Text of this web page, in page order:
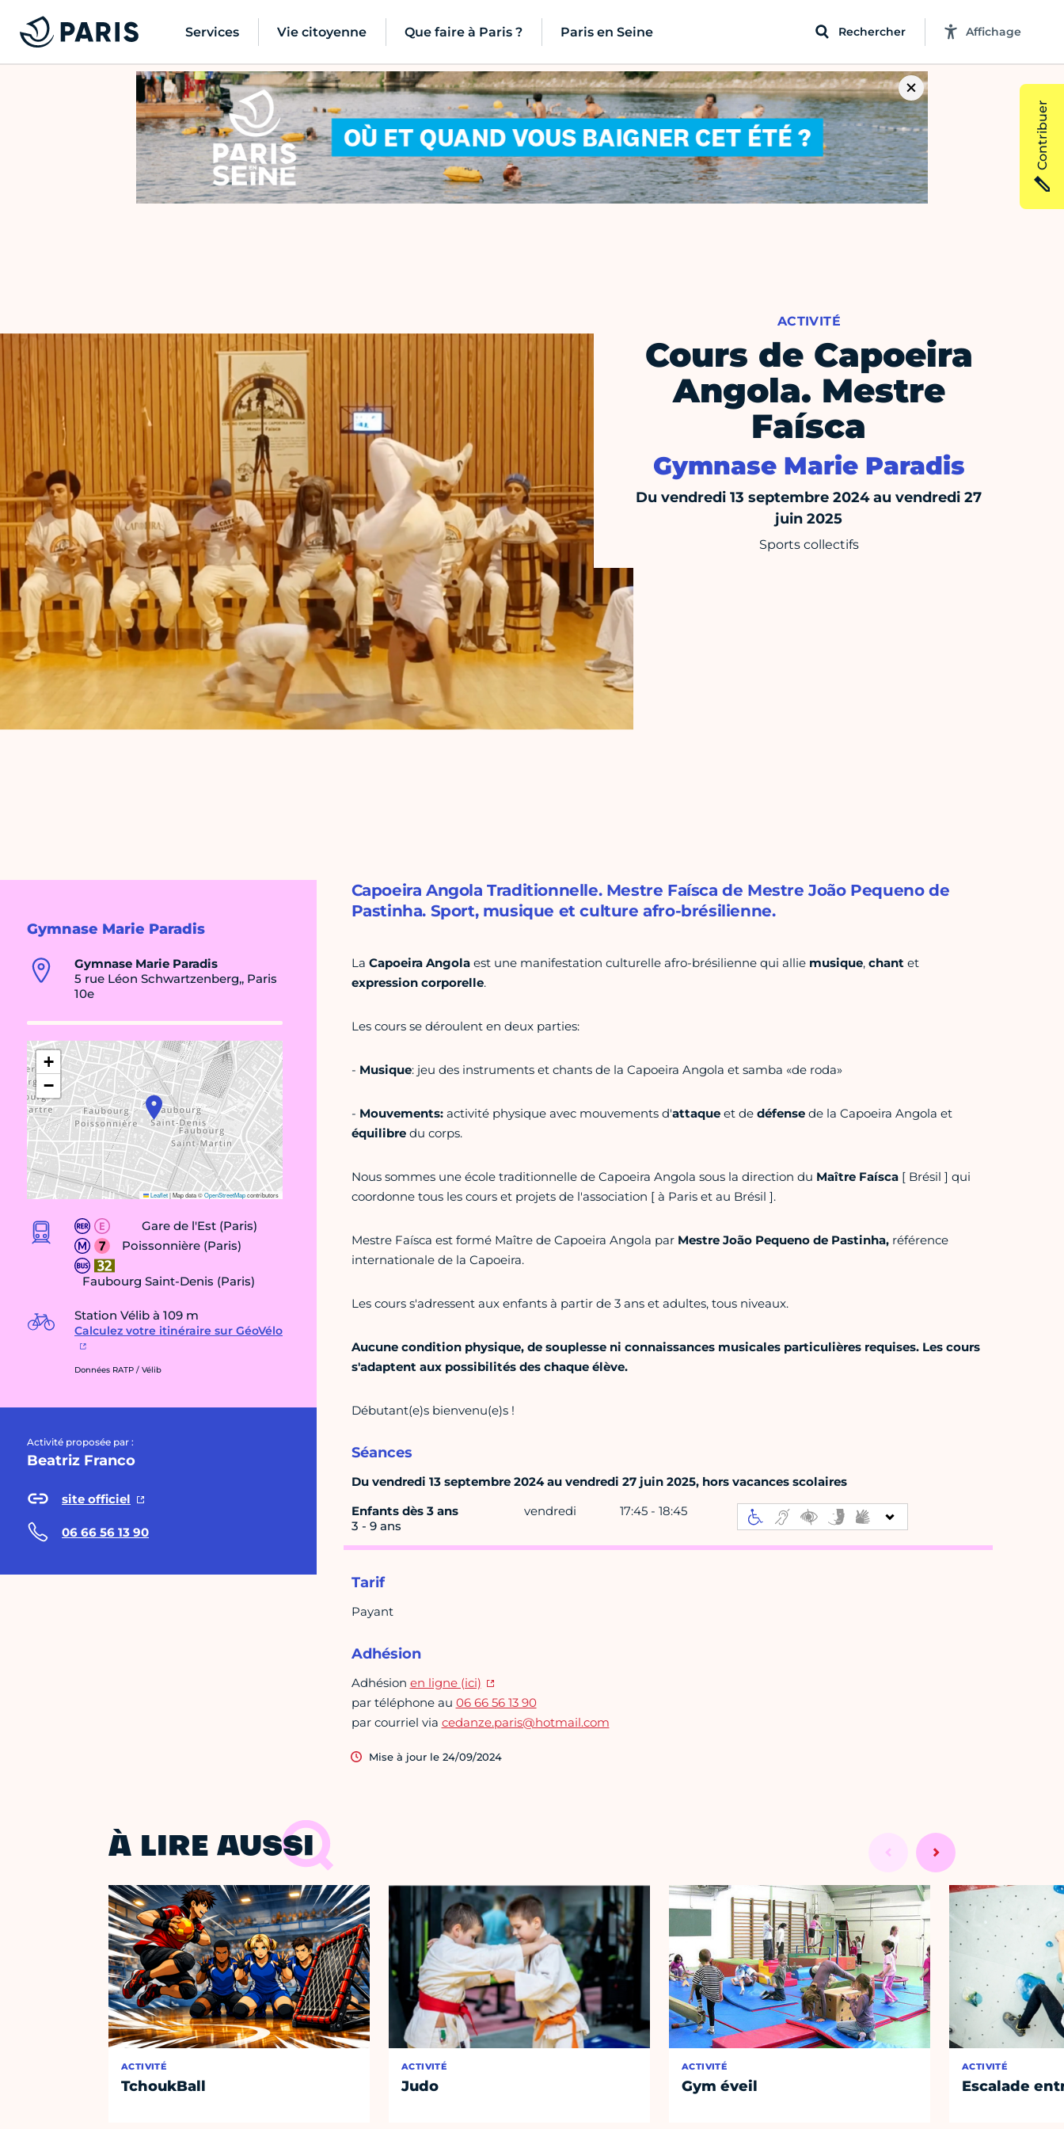
Services Vie citoyenne Que faire à Paris ? Paris en Seine Rechercher Affichage
ACTIVITÉ
Cours de Capoeira
Angola. Mestre
Faísca
Gymnase Marie Paradis
Du vendredi 13 septembre 2024 au vendredi 27
juin 2025
Sports collectifs
Gymnase Marie Paradis
Gymnase Marie Paradis
5 rue Léon Schwartzenberg,, Paris
10e
+
−
Leaflet|Map data ©OpenStreetMapcontributors
Gare de l'Est (Paris)
Poissonnière (Paris)
Faubourg Saint-Denis (Paris)
Station Vélib à 109 m
Calculez votre itinéraire sur GéoVélo
Données RATP / Vélib
Activité proposée par :
Beatriz Franco
site officiel
06 66 56 13 90
Capoeira Angola Traditionnelle. Mestre Faísca de Mestre João Pequeno de
Pastinha. Sport, musique et culture afro-brésilienne.
La Capoeira Angolaest une manifestation culturelle afro-brésilienne qui allie musique, chantet
expression corporelle.
Les cours se déroulent en deux parties:
- Musique: jeu des instruments et chants de la Capoeira Angola et samba «de roda»
- Mouvements:activité physique avec mouvements d'attaqueet de défensede la Capoeira Angola et
équilibredu corps.
Nous sommes une école traditionnelle de Capoeira Angola sous la direction du Maître Faísca[ Brésil ] qui
coordonne tous les cours et projets de l'association [ à Paris et au Brésil ].
Mestre Faísca est formé Maître de Capoeira Angola par Mestre João Pequeno de Pastinha,référence
internationale de la Capoeira.
Les cours s'adressent aux enfants à partir de 3 ans et adultes, tous niveaux.
Aucune condition physique, de souplesse ni connaissances musicales particulières requises. Les cours
s'adaptent aux possibilités des chaque élève.
Débutant(e)s bienvenu(e)s !
Séances
Du vendredi 13 septembre 2024 au vendredi 27 juin 2025, hors vacances scolaires
Enfants dès 3 ans
3 - 9 ans
vendredi 17:45 - 18:45
Tarif
Payant
Adhésion
Adhésion en ligne (ici)
par téléphone au 06 66 56 13 90
par courriel via cedanze.paris@hotmail.com
Mise à jour le 24/09/2024
À LIRE AUSSI
ACTIVITÉ
TchoukBall
ACTIVITÉ
Judo
ACTIVITÉ
Gym éveil
ACTIVITÉ
Escalade
Contribuer